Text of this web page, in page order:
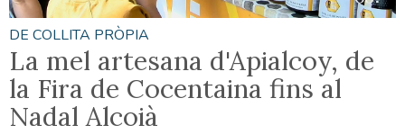
DE COLLITA PRÒPIA
La mel artesana d'Apialcoy, de
la Fira de Cocentaina fins al
Nadal Alcoià